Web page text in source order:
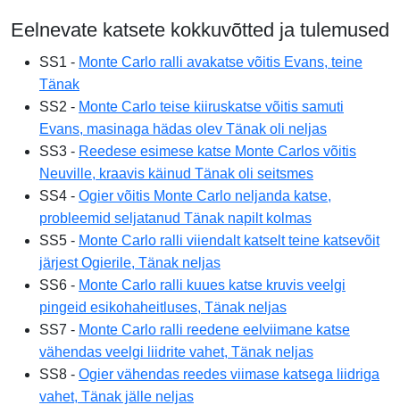
Eelnevate katsete kokkuvõtted ja tulemused
SS1 - Monte Carlo ralli avakatse võitis Evans, teine
Tänak
SS2 - Monte Carlo teise kiiruskatse võitis samuti
Evans, masinaga hädas olev Tänak oli neljas
SS3 - Reedese esimese katse Monte Carlos võitis
Neuville, kraavis käinud Tänak oli seitsmes
SS4 - Ogier võitis Monte Carlo neljanda katse,
probleemid seljatanud Tänak napilt kolmas
SS5 - Monte Carlo ralli viiendalt katselt teine katsevõit
järjest Ogierile, Tänak neljas
SS6 - Monte Carlo ralli kuues katse kruvis veelgi
pingeid esikohaheitluses, Tänak neljas
SS7 - Monte Carlo ralli reedene eelviimane katse
vähendas veelgi liidrite vahet, Tänak neljas
SS8 - Ogier vähendas reedes viimase katsega liidriga
vahet, Tänak jälle neljas